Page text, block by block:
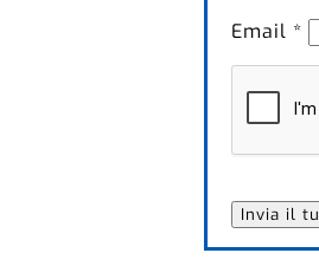
Email *